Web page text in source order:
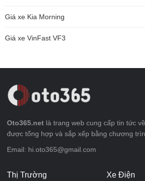
Giá xe Kia Morning
Giá xe VinFast VF3
Oto365.net là trang web cung cấp tin tức
được tổng hợp và sắp xếp bằng chương
Email: hi.oto365@gmail.com
Thị Trường Xe Điện